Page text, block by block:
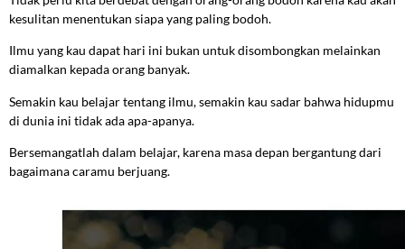
kesulitan menentukan siapa yang paling bodoh.
Ilmu yang kau dapat hari ini bukan untuk disombongkan melainkan
diamalkan kepada orang banyak.
Semakin kau belajar tentang ilmu, semakin kau sadar bahwa hidupmu
di dunia ini tidak ada apa-apanya.
Bersemangatlah dalam belajar, karena masa depan bergantung dari
bagaimana caramu berjuang.